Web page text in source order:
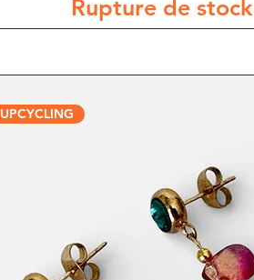
Rupture de stock
UPCYCLING